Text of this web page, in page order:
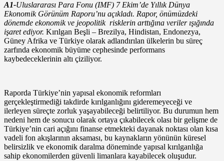
A1-Uluslararası Para Fonu (IMF) 7 Ekim’de Yıllık Dünya
Ekonomik Görünüm Raporu’nu açıkladı. Rapor, önümüzdeki
dönemde ekonomik ve jeopolitik risklerin arttığına veriler ışığında
işaret ediyor. Kırılgan Beşli – Brezilya, Hindistan, Endonezya,
Güney Afrika ve Türkiye olarak adlandırılan ülkelerin bu süreç
zarfında ekonomik büyüme cephesinde performans
kaybedeceklerinin altı çiziliyor.
Raporda Türkiye’nin yapısal ekonomik reformları
gerçekleştirmediği takdirde kırılganlığını gideremeyeceği ve
ilerleyen süreçte zorluk yaşayabileceği belirtiliyor. Bu durumun hem
nedeni hem de sonucu olarak ortaya çıkabilecek olası bir gelişme de
Türkiye’nin cari açığını finanse etmekteki dayanak noktası olan kısa
vadeli fon akışlarının aksaması, bu kaynakların yönünün küresel
belirsizlik ve ekonomik daralma döneminde yapısal kırılganlığa
sahip ekonomilerden güvenli limanlara kayabilecek oluşudur.